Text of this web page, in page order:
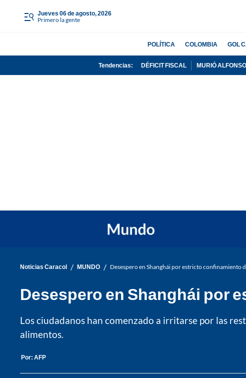
jueves 06 de agosto, 2026
Primero la gente
POLÍTICA COLOMBIA GOL
Tendencias: DÉFICIT FISCAL MURIÓ
Noticias Caracol / MUNDO / Desespero en Shanghái por estricto confinamiento
Desespero en Shanghái por
Los ciudadanos han comenzado a irritarse por las
alimentos.
Por: AFP